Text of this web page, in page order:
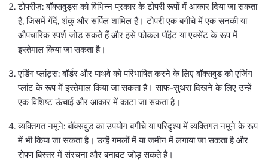
टोपरीज़: बॉक्सवुड्स को विभिन्न प्रकार के टोपरी रूपों में आकार दिया जा सकता
है, जिसमें गेंदें, शंकु और सर्पिल शामिल हैं। टोपरी एक बगीचे में एक सनकी या
औपचारिक स्पर्श जोड़ सकते हैं और इसे फोकल पॉइंट या एक्सेंट के रूप में
इस्तेमाल किया जा सकता है।
एडिंग प्लांट्स: बॉर्डर और पाथवे को परिभाषित करने के लिए बॉक्सवुड को एजिंग
प्लांट के रूप में इस्तेमाल किया जा सकता है। साफ-सुथरा दिखने के लिए उन्हें
एक विशिष्ट ऊंचाई और आकार में काटा जा सकता है।
व्यक्तिगत नमूने: बॉक्सवुड का उपयोग बगीचे या परिदृश्य में व्यक्तिगत नमूने के रूप
में भी किया जा सकता है। उन्हें गमलों में या जमीन में लगाया जा सकता है और
रोपण बिस्तर में संरचना और बनावट जोड़ सकते हैं।